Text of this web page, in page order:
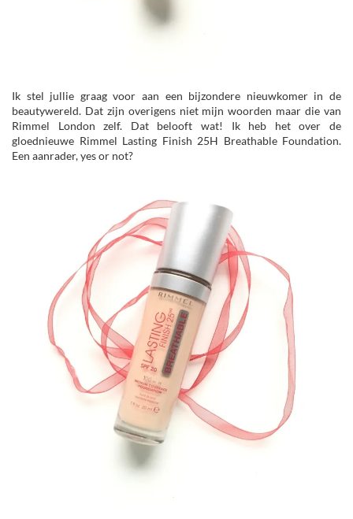
Ik stel jullie graag voor aan een bijzondere nieuwkomer in de
beautywereld. Dat zijn overigens niet mijn woorden maar die van
Rimmel London zelf. Dat belooft wat! Ik heb het over de
gloednieuwe Rimmel Lasting Finish 25H Breathable Foundation.
Een aanrader, yes or not?